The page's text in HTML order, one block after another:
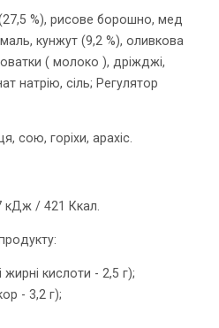
%), рисове борошно, мед
кунжут (9,2 %), оливкова
( молоко ), дріжджі,
натрію, сіль; Регулятор
сою, горіхи, арахіс.
кДж / 421 Ккал.
кислоти - 2,5 г);
- 3,2 г);